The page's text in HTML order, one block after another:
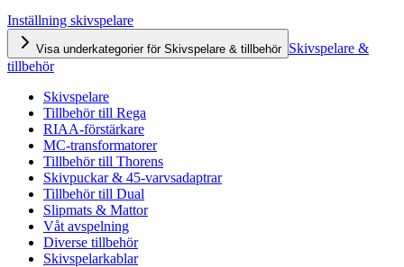
Inställning skivspelare
Visa underkategorier för Skivspelare & tillbehör Skivspelare &
tillbehör
Skivspelare
Tillbehör till Rega
RIAA-förstärkare
MC-transformatorer
Tillbehör till Thorens
Skivpuckar & 45-varvsadaptrar
Tillbehör till Dual
Slipmats & Mattor
Våt avspelning
Diverse tillbehör
Skivspelarkablar